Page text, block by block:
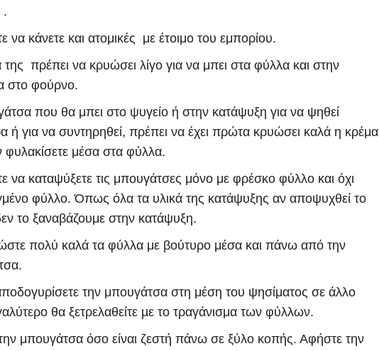
.
να κάνετε και ατομικές με έτοιμο του εμπορίου.
πρέπει να κρυώσει λίγο για να μπει στα φύλλα και στην
στο φούρνο.
που θα μπει στο ψυγείο ή στην κατάψυξη για να ψηθεί
ή για να συντηρηθεί, πρέπει να έχει πρώτα κρυώσει καλά η κρέμα
φυλακίσετε μέσα στα φύλλα.
να καταψύξετε τις μπουγάτσες μόνο με φρέσκο φύλλο και όχι
φύλλο. Όπως όλα τα υλικά της κατάψυξης αν αποψυχθεί το
το ξαναβάζουμε στην κατάψυξη.
πολύ καλά τα φύλλα με βούτυρο μέσα και πάνω από την
την μπουγάτσα στη μέση του ψησίματος σε άλλο
θα ξετρελαθείτε µε το τραγάνισμα των φύλλων.
μπουγάτσα όσο είναι ζεστή πάνω σε ξύλο κοπής. Αφήστε την